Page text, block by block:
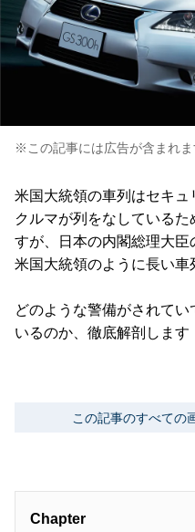
※この記事には広告が含まれま
米国大統領の車列はセキ
クルマが列をなしている
すが、日本の内閣総理大臣
米国大統領のように長い車
どのような警備がされて
いるのか、徹底解剖します
この記事のすべての
Chapter